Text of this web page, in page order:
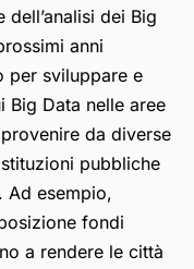
dei Big
anni
per sviluppare e
Big Data nelle aree
da diverse
pubbliche
Ad esempio,
fondi
a rendere le città